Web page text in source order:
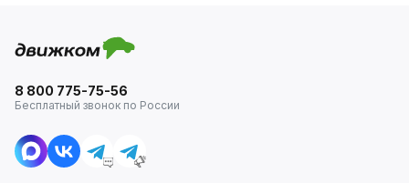
8 800 775-75-56
Бесплатный звонок по России